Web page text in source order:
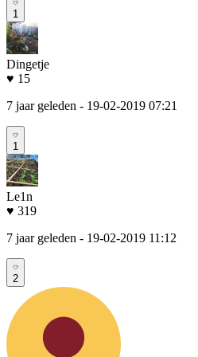
1
Dingetje
♥ 15
7 jaar geleden - 19-02-2019 07:21
1
Le1n
♥ 319
7 jaar geleden - 19-02-2019 11:12
2